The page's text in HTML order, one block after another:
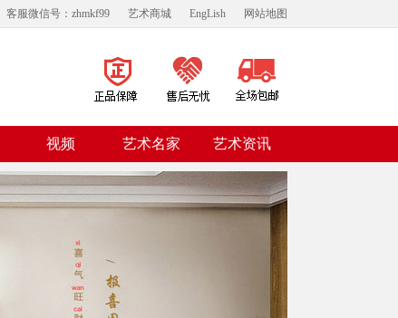
客服微信号：zhmkf99 艺术商城 EngLish 网站地图
视频 艺术名家 艺术资讯